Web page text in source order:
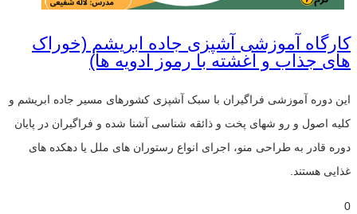
کارگاه آموزشی آشپزی جاده ابریشم (خوراک
های جذاب و آغشته با رموز ادویه ها)
این دوره آموزشی فراگیران با سبک آشپزی کشورهای مسیر جاده ابریشم و
کلیه اصول و رو شهای پخت و ذائقه شناسی آشنا شده و فراگیران در پایان
دوره قادر به طراحی منو، اجرای انواع رستوران های ملل یا دهکده های
غذایی هستند.
0